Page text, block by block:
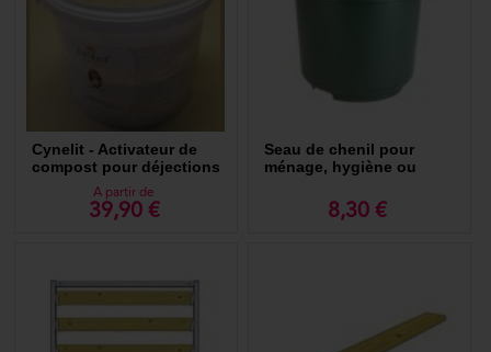
Cynelit - Activateur de
compost pour déjections
A partir de
39,90 €
Seau de chenil pour
ménage, hygiène ou
8,30 €